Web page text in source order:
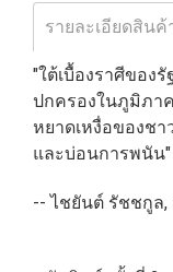
รายละเอียดสินค้
"ใต้เบื้องราศีของ
ปกครองในภูมิภา
หยาดเหงื่อของชา
และบ่อนการพนัน"
-- ไชยันต์ รัชชกู